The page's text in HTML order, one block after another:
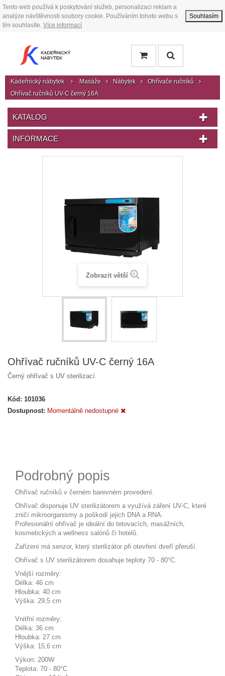
Tento web používá k poskytování služeb, personalizaci reklam a
analýze návštěvnosti soubory cookie. Používáním tohoto webu s
tím souhlasíte. Více informací
Souhlasím
Kadeřnický nábytek Masáže Nábytek
Ohřívače ručníků
Ohřívač ručníků UV-C černý 16A
KATALOG
INFORMACE
Zobrazit větší
Ohřívač ručníků UV-C černý 16A
Černý ohřívač s UV sterilizací.
Kód: 101036
Dostupnost: Momentálně nedostupné
Podrobný popis
Ohřívač ručníků v černém barevném provedení.
Ohřívač disponuje UV sterilizátorem a využívá záření UV-C, které
zničí mikroorganismy a poškodí jejich DNA a RNA.
Profesionální ohřívač je ideální do tetovacích, masážních,
kosmetických a wellness salónů či hotelů.
Zařízení má senzor, který sterilizátor při otevření dveří přeruší.
Ohřívač s UV sterilizátorem dosahuje teploty 70 - 80°C.
Vnější rozměry:
Délka: 46 cm
Hloubka: 40 cm
Výška: 29,5 cm
Vnitřní rozměry:
Délka: 36 cm
Hloubka: 27 cm
Výška: 15,6 cm
Výkon: 200W
Teplota: 70 - 80°C